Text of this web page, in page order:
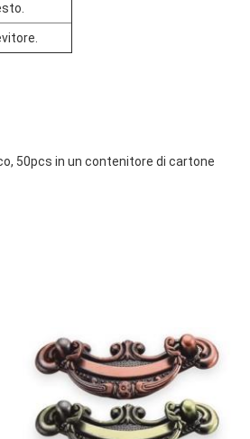
50pcs in un contenitore di cartone